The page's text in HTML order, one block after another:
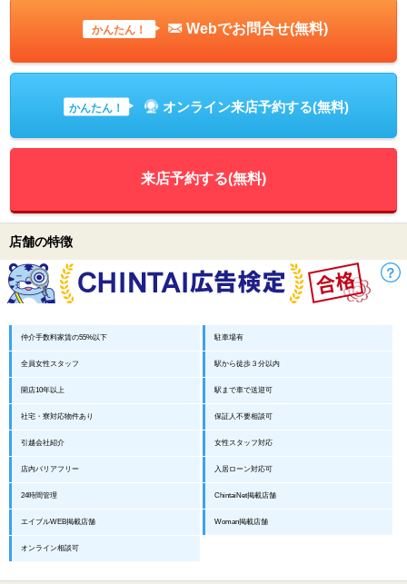
かんたん！ Webでお問合せ(無料)
かんたん！ オンライン来店予約する(無料)
来店予約する(無料)
店舗の特徴
仲介手数料家賃の55%以下 駐車場有
全員女性スタッフ 駅から徒歩３分以内
開店10年以上 駅まで車で送迎可
社宅・寮対応物件あり 保証人不要相談可
引越会社紹介 女性スタッフ対応
店内バリアフリー 入居ローン対応可
24時間管理 ChintaiNet掲載店舗
エイブルWEB掲載店舗 Woman掲載店舗
オンライン相談可